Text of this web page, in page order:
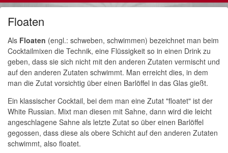
Floaten
Als Floaten (engl.: schweben, schwimmen) bezeichnet man beim
Cocktailmixen die Technik, eine Flüssigkeit so in einen Drink zu
geben, dass sie sich nicht mit den anderen Zutaten vermischt und
auf den anderen Zutaten schwimmt. Man erreicht dies, in dem
man die Zutat vorsichtig über einen Barlöffel in das Glas gießt.
Ein klassischer Cocktail, bei dem man eine Zutat "floatet" ist der
White Russian. Mixt man diesen mit Sahne, dann wird die leicht
angeschlagene Sahne als letzte Zutat so über einen Barlöffel
gegossen, dass diese als obere Schicht auf den anderen Zutaten
schwimmt, also floatet.